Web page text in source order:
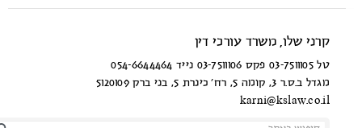
קרני שלו, משרד עורכי דין
מגדל ב.ס.ר 3, קומה 5, רח’ כינרת 5, בני ברק 5120109
karni@kslaw.co.il